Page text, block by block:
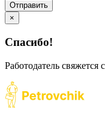
Отправить
×
Спасибо!
Работодатель